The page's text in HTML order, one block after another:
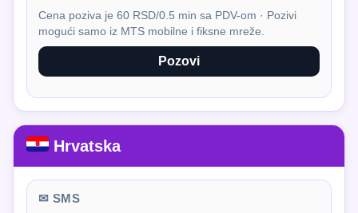
Cena poziva je 60 RSD/0.5 min sa PDV-om · Pozivi
mogući samo iz MTS mobilne i fiksne mreže.
Pozovi
Hrvatska
✉ SMS